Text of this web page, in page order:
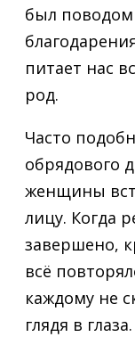
был поводом
питает нас
род.
Часто
обрядового
женщины
лицу. Когда
завершено,
всё
каждому не
глядя в глаза.